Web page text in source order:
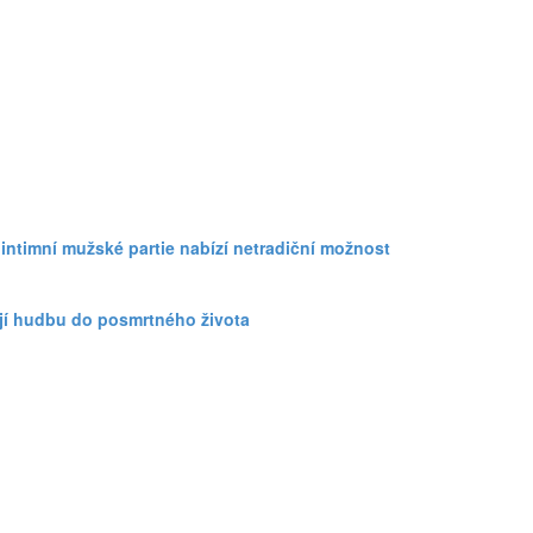
mužské partie nabízí netradiční možnost
hudbu do posmrtného života